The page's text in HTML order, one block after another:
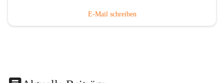
E-Mail schreiben